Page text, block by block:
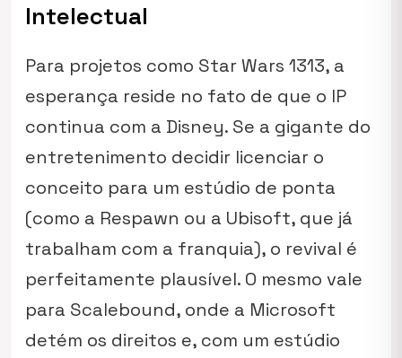
Intelectual
Para projetos como Star Wars 1313, a
esperança reside no fato de que o IP
continua com a Disney. Se a gigante do
entretenimento decidir licenciar o
conceito para um estúdio de ponta
(como a Respawn ou a Ubisoft, que já
trabalham com a franquia), o revival é
perfeitamente plausível. O mesmo vale
para Scalebound, onde a Microsoft
detém os direitos e, com um estúdio